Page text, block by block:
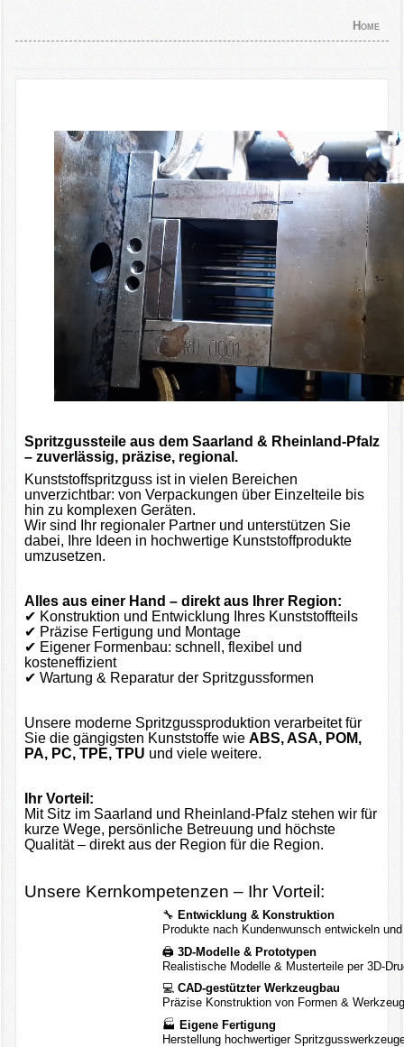
Home
Spritzgussteile aus dem Saarland & Rheinland-Pfalz
– zuverlässig, präzise, regional.
Kunststoffspritzguss ist in vielen Bereichen
unverzichtbar: von Verpackungen über Einzelteile bis
hin zu komplexen Geräten.
Wir sind Ihr regionaler Partner und unterstützen Sie
dabei, Ihre Ideen in hochwertige Kunststoffprodukte
umzusetzen.
Alles aus einer Hand – direkt aus Ihrer Region:
✔ Konstruktion und Entwicklung Ihres Kunststoffteils
✔ Präzise Fertigung und Montage
✔ Eigener Formenbau: schnell, flexibel und
kosteneffizient
✔ Wartung & Reparatur der Spritzgussformen
Unsere moderne Spritzgussproduktion verarbeitet für
Sie die gängigsten Kunststoffe wie ABS, ASA, POM,
PA, PC, TPE, TPU und viele weitere.
Ihr Vorteil:
Mit Sitz im Saarland und Rheinland-Pfalz stehen wir für
kurze Wege, persönliche Betreuung und höchste
Qualität – direkt aus der Region für die Region.
Unsere Kernkompetenzen – Ihr Vorteil:
🔧 Entwicklung & Konstruktion
Produkte nach Kundenwunsch entwickeln
🖨️ 3D-Modelle & Prototypen
Realistische Modelle & Musterteile per 3D-
💻 CAD-gestützter Werkzeugbau
Präzise Konstruktion von Formen &
🏭 Eigene Fertigung
Herstellung hochwertiger